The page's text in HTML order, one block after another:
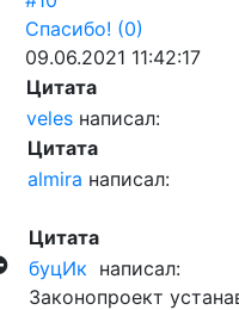
Спасибо! (0)
09.06.2021 11:42:17
Цитата
veles написал:
Цитата
almira написал:
Цитата
буцИк написал:
Законопроект